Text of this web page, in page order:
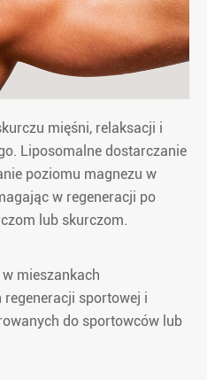
mięśni, relaksacji i
Liposomalne dostarczanie
poziomu magnezu w
w regeneracji po
lub skurczom.
mieszankach
regeneracji sportowej i
do sportowców lub